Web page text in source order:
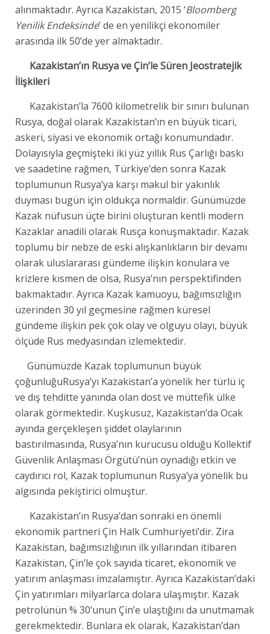
alınmaktadır. Ayrıca Kazakistan, 2015 ‘Bloomberg
Yenilik Endeksinde’ de en yenilikçi ekonomiler
arasında ilk 50’de yer almaktadır.
Kazakistan’ın Rusya ve Çin’le Süren Jeostratejik
İlişkileri
Kazakistan’la 7600 kilometrelik bir sınırı bulunan
Rusya, doğal olarak Kazakistan’ın en büyük ticari,
askeri, siyasi ve ekonomik ortağı konumundadır.
Dolayısıyla geçmişteki iki yüz yıllık Rus Çarlığı baskı
ve saadetine rağmen, Türkiye’den sonra Kazak
toplumunun Rusya’ya karşı makul bir yakınlık
duyması bugün için oldukça normaldir. Günümüzde
Kazak nüfusun üçte birini oluşturan kentli modern
Kazaklar anadili olarak Rusça konuşmaktadır. Kazak
toplumu bir nebze de eski alışkanlıkların bir devamı
olarak uluslararası gündeme ilişkin konulara ve
krizlere kısmen de olsa, Rusya’nın perspektifinden
bakmaktadır. Ayrıca Kazak kamuoyu, bağımsızlığın
üzerinden 30 yıl geçmesine rağmen küresel
gündeme ilişkin pek çok olay ve olguyu olayı, büyük
ölçüde Rus medyasından izlemektedir.
Günümüzde Kazak toplumunun büyük
çoğunluğuRusya’yı Kazakistan’a yönelik her türlü iç
ve dış tehditte yanında olan dost ve müttefik ülke
olarak görmektedir. Kuşkusuz, Kazakistan’da Ocak
ayında gerçekleşen şiddet olaylarının
bastırılmasında, Rusya’nın kurucusu olduğu Kollektif
Güvenlik Anlaşması Örgütü’nün oynadığı etkin ve
caydırıcı rol, Kazak toplumunun Rusya’ya yönelik bu
algısında pekiştirici olmuştur.
Kazakistan’ın Rusya’dan sonraki en önemli
ekonomik partneri Çin Halk Cumhuriyeti’dir. Zira
Kazakistan, bağımsızlığının ilk yıllarından itibaren
Kazakistan, Çin’le çok sayıda ticaret, ekonomik ve
yatırım anlaşması imzalamıştır. Ayrıca Kazakistan’daki
Çin yatırımları milyarlarca dolara ulaşmıştır. Kazak
petrolünün % 30’unun Çin’e ulaştığını da unutmamak
gerekmektedir. Bunlara ek olarak, Kazakistan’dan